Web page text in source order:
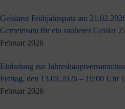
Geislarer Frühjahrsputz am
Gemeinsam für ein sauberes Geislar
Februar 2026
Einladung zur
Freitag, den 13.03.2026 – 19:00 Uhr
Februar 2026